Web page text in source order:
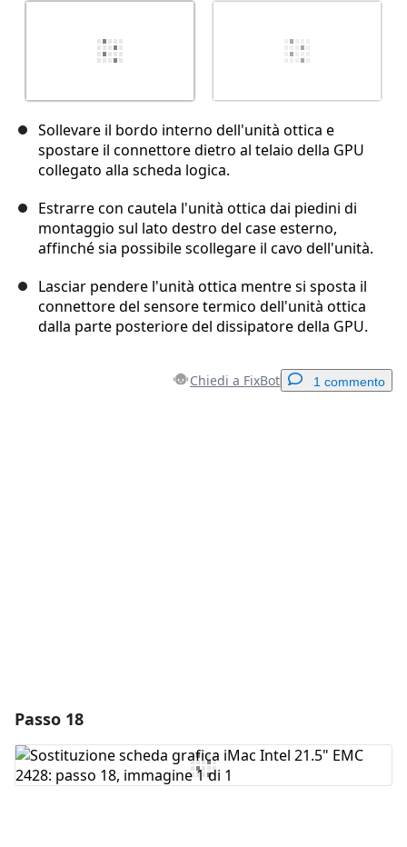
Sollevare il bordo interno dell'unità ottica e
spostare il connettore dietro al telaio della GPU
collegato alla scheda logica.
Estrarre con cautela l'unità ottica dai piedini di
montaggio sul lato destro del case esterno,
affinché sia possibile scollegare il cavo dell'unità.
Lasciar pendere l'unità ottica mentre si sposta il
connettore del sensore termico dell'unità ottica
dalla parte posteriore del dissipatore della GPU.
Chiedi a FixBot 1 commento
Passo 18